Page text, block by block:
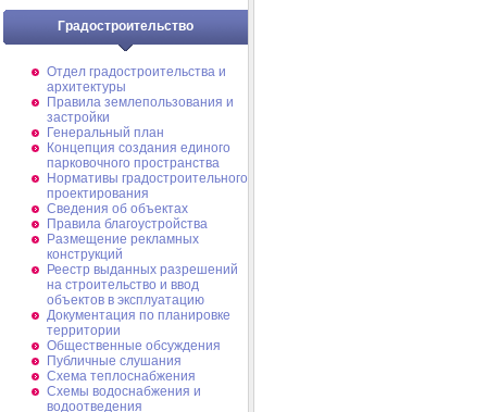
Градостроительство
Отдел градостроительства и
архитектуры
Правила землепользования и
застройки
Генеральный план
Концепция создания единого
парковочного пространства
Нормативы градостроительного
проектирования
Сведения об объектах
Правила благоустройства
Размещение рекламных
конструкций
Реестр выданных разрешений
на строительство и ввод
объектов в эксплуатацию
Документация по планировке
территории
Общественные обсуждения
Публичные слушания
Схема теплоснабжения
Схемы водоснабжения и
водоотведения